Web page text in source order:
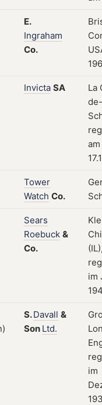
E.
Ingraham
Co.
Invicta SA
La
am
Tower
Watch Co.
Sears
Roebuck &
Co.
im
S.Davall &
Son Ltd.
im